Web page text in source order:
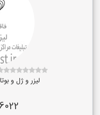
لیزر و ژل و